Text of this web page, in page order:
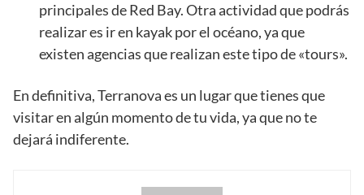
principales de Red Bay. Otra actividad que podrás
realizar es ir en kayak por el océano, ya que
existen agencias que realizan este tipo de «tours».
En definitiva, Terranova es un lugar que tienes que
visitar en algún momento de tu vida, ya que no te
dejará indiferente.